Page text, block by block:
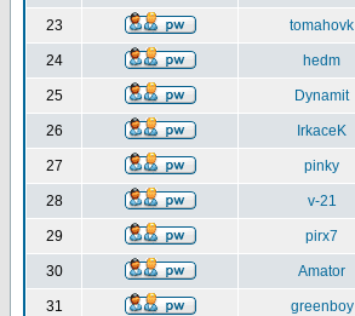
23 tomahovk
24 hedm
25 Dynamit
26 IrkaceK
27 pinky
28 v-21
29 pirx7
30 Amator
31 greenboy